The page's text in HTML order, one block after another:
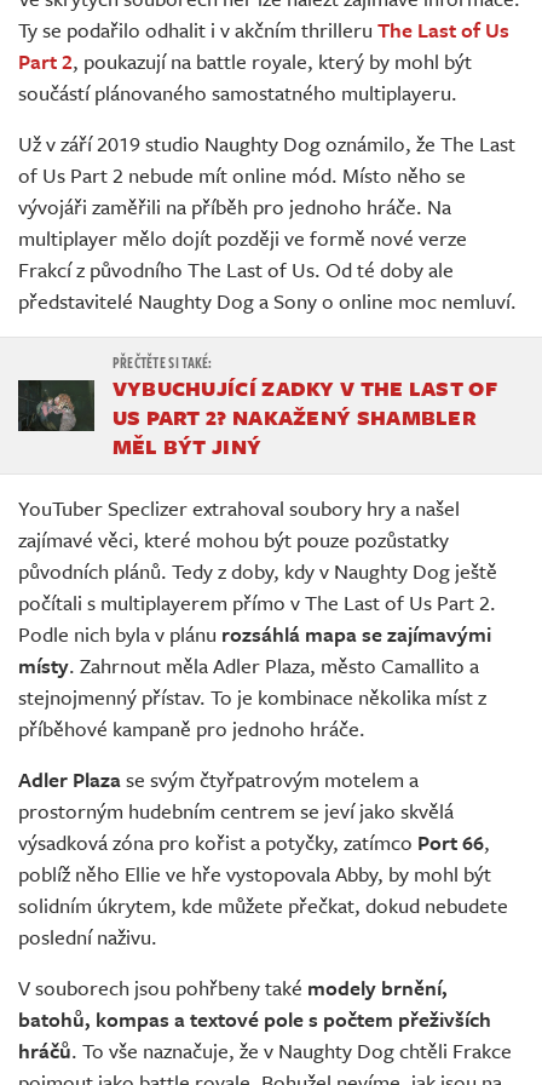
Živě
Ty se podařilo odhalit i v akčním thrilleru The Last of Us
Part 2, poukazují na battle royale, který by mohl být
součástí plánovaného samostatného multiplayeru.
Už v září 2019 studio Naughty Dog oznámilo, že The Last
of Us Part 2 nebude mít online mód. Místo něho se
vývojáři zaměřili na příběh pro jednoho hráče. Na
multiplayer mělo dojít později ve formě nové verze
Frakcí z původního The Last of Us. Od té doby ale
představitelé Naughty Dog a Sony o online moc nemluví.
VYBUCHUJÍCÍ ZADKY V THE LAST OF
US PART 2? NAKAŽENÝ SHAMBLER
MĚL BÝT JINÝ
YouTuber Speclizer extrahoval soubory hry a našel
zajímavé věci, které mohou být pouze pozůstatky
původních plánů. Tedy z doby, kdy v Naughty Dog ještě
počítali s multiplayerem přímo v The Last of Us Part 2.
Podle nich byla v plánu rozsáhlá mapa se zajímavými
místy. Zahrnout měla Adler Plaza, město Camallito a
stejnojmenný přístav. To je kombinace několika míst z
příběhové kampaně pro jednoho hráče.
Adler Plazase svým čtyřpatrovým motelem a
prostorným hudebním centrem se jeví jako skvělá
výsadková zóna pro kořist a potyčky, zatímco Port 66,
poblíž něho Ellie ve hře vystopovala Abby, by mohl být
solidním úkrytem, kde můžete přečkat, dokud nebudete
poslední naživu.
V souborech jsou pohřbeny také modely brnění,
batohů, kompas a textové pole s počtem přeživších
hráčů. To vše naznačuje, že v Naughty Dog chtěli Frakce